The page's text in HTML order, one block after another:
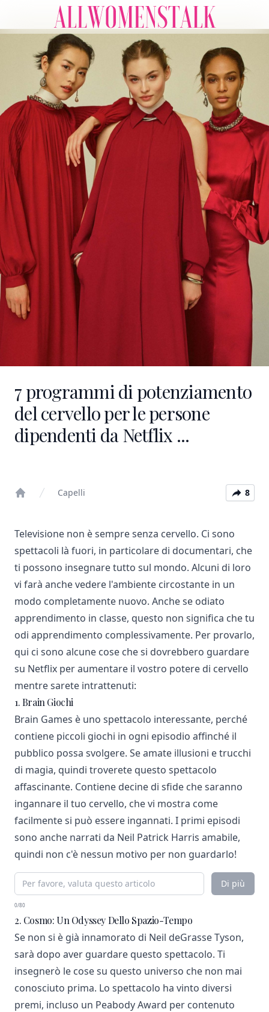
7 programmi di potenziamento
del cervello per le persone
dipendenti da Netflix ...
Capelli 8
Televisione non è sempre senza cervello. Ci sono
spettacoli là fuori, in particolare di documentari, che
ti possono insegnare tutto sul mondo. Alcuni di loro
vi farà anche vedere l'ambiente circostante in un
modo completamente nuovo. Anche se odiato
apprendimento in classe, questo non significa che tu
odi apprendimento complessivamente. Per provarlo,
qui ci sono alcune cose che si dovrebbero guardare
su Netflix per aumentare il vostro potere di cervello
mentre sarete intrattenuti:
1. Brain Giochi
Brain Games è uno spettacolo interessante, perché
contiene piccoli giochi in ogni episodio affinché il
pubblico possa svolgere. Se amate illusioni e trucchi
di magia, quindi troverete questo spettacolo
affascinante. Contiene decine di sfide che saranno
ingannare il tuo cervello, che vi mostra come
facilmente si può essere ingannati. I primi episodi
sono anche narrati da Neil Patrick Harris amabile,
quindi non c'è nessun motivo per non guardarlo!
Di più
0/80
2. Cosmo: Un Odyssey Dello Spazio-Tempo
Se non si è già innamorato di Neil deGrasse Tyson,
sarà dopo aver guardare questo spettacolo. Ti
insegnerò le cose su questo universo che non mai
conosciuto prima. Lo spettacolo ha vinto diversi
premi, incluso un Peabody Award per contenuto